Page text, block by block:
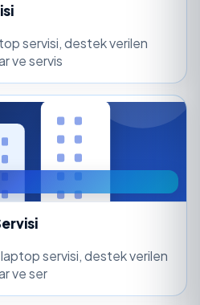
servisi, destek verilen
ve servis
laptop servisi, destek verilen
ve ser